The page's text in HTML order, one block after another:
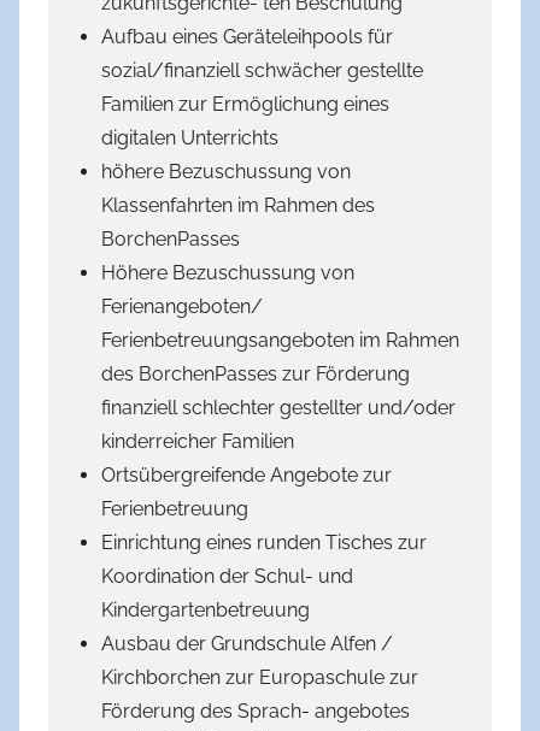
Aufbau eines Geräteleihpools für
sozial/finanziell schwächer gestellte
Familien zur Ermöglichung eines
digitalen Unterrichts
höhere Bezuschussung von
Klassenfahrten im Rahmen des
BorchenPasses
Höhere Bezuschussung von
Ferienangeboten/
Ferienbetreuungsangeboten im Rahmen
des BorchenPasses zur Förderung
finanziell schlechter gestellter und/oder
kinderreicher Familien
Ortsübergreifende Angebote zur
Ferienbetreuung
Einrichtung eines runden Tisches zur
Koordination der Schul- und
Kindergartenbetreuung
Ausbau der Grundschule Alfen /
Kirchborchen zur Europaschule zur
Förderung des Sprach- angebotes